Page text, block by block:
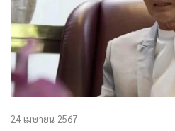
24 เมษายน 2567